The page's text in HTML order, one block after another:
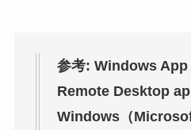
参考: Windows
Remote Desktop
Windows（